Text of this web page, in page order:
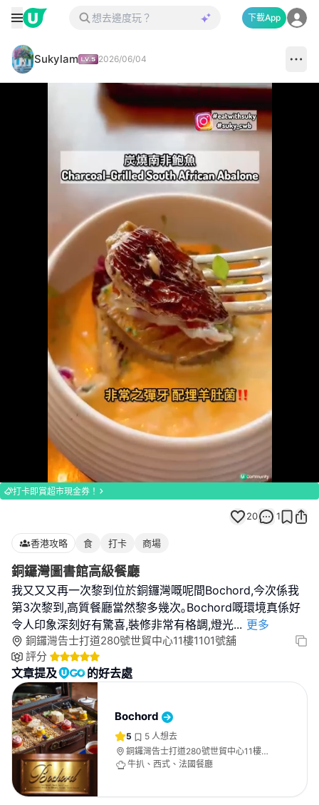
下載App
Sukylam 2026/06/04
100.00%
打卡即賞超市現金券！
20 1
香港攻略 食 打卡 商場
銅鑼灣圖書館高級餐廳
我又又又再一次黎到位於銅鑼灣嘅呢間Bochord,今次係我
第3次黎到,高質餐廳當然黎多幾次｡Bochord嘅環境真係好
令人印象深刻好有驚喜,裝修非常有格調,燈光... 更多
銅鑼灣告士打道280號世貿中心11樓1101號舖
評分
文章提及 的好去處
Bochord
5 5 人想去
銅鑼灣告士打道280號世貿中心11樓
1101號舖
牛扒、西式、法國餐廳